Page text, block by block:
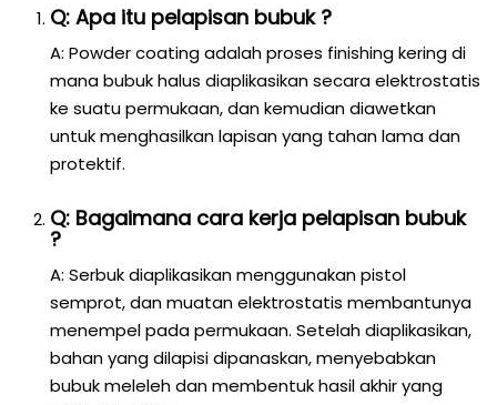
Q: Apa itu pelapisan bubuk ?
A: Powder coating adalah proses finishing kering di
mana bubuk halus diaplikasikan secara elektrostatis
ke suatu permukaan, dan kemudian diawetkan
untuk menghasilkan lapisan yang tahan lama dan
protektif.
Q: Bagaimana cara kerja pelapisan bubuk
?
A: Serbuk diaplikasikan menggunakan pistol
semprot, dan muatan elektrostatis membantunya
menempel pada permukaan. Setelah diaplikasikan,
bahan yang dilapisi dipanaskan, menyebabkan
bubuk meleleh dan membentuk hasil akhir yang